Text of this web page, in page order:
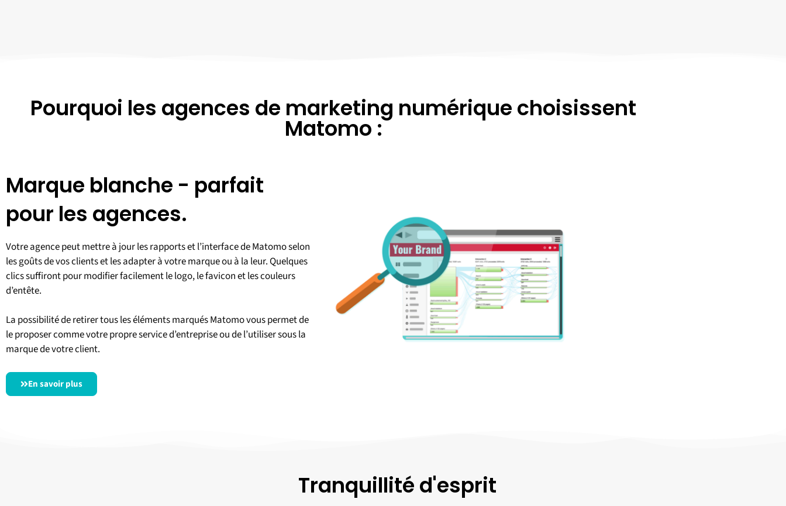
Pourquoi les agences de marketing numérique choisissent
Matomo :
Marque blanche - parfait
pour les agences.
Votre agence peut mettre à jour les rapports et l’interface de Matomo selon
les goûts de vos clients et les adapter à votre marque ou à la leur. Quelques
clics suffiront pour modifier facilement le logo, le favicon et les couleurs
d’entête.
La possibilité de retirer tous les éléments marqués Matomo vous permet de
le proposer comme votre propre service d’entreprise ou de l’utiliser sous la
marque de votre client.
En savoir plus
Tranquillité d'esprit